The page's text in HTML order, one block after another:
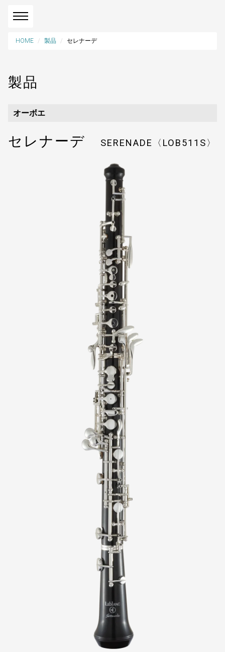
HOME 製品 セレナーデ
製品
オーボエ
セレナーデ SERENADE〈LOB511S〉